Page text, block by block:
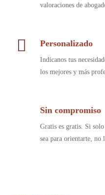
valoraciones de
Personalizado
Indícanos tus
los mejores y más
Sin compromiso
Gratis es gratis. Si
sea para orientarte, no